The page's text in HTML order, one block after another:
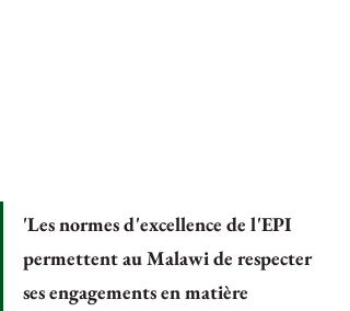
'Les normes d'excellence de l'EPI
permettent au Malawi de respecter
ses engagements en matière